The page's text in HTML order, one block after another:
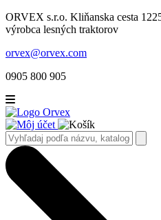
ORVEX s.r.o. Kliňanska cesta
výrobca lesných traktorov
orvex@orvex.com
0905 800 905